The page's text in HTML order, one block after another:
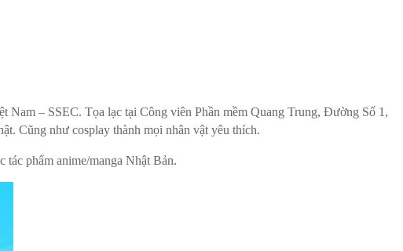
– SSEC. Tọa lạc tại Công viên Phần mềm Quang Trung, Đường Số 1,
Cũng như cosplay thành mọi nhân vật yêu thích.
phẩm anime/manga Nhật Bản.